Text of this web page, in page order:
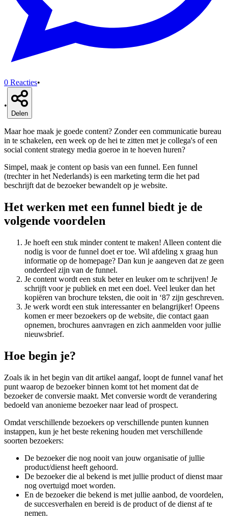
0 Reacties•
•
Delen
Maar hoe maak je goede content? Zonder een communicatie bureau
in te schakelen, een week op de hei te zitten met je collega's of een
social content strategy media goeroe in te hoeven huren?
Simpel, maak je content op basis van een funnel. Een funnel
(trechter in het Nederlands) is een marketing term die het pad
beschrijft dat de bezoeker bewandelt op je website.
Het werken met een funnel biedt je de
volgende voordelen
Je hoeft een stuk minder content te maken! Alleen content die
nodig is voor de funnel doet er toe. Wil afdeling x graag hun
informatie op de homepage? Dan kun je aangeven dat ze geen
onderdeel zijn van de funnel.
Je content wordt een stuk beter en leuker om te schrijven! Je
schrijft voor je publiek en met een doel. Veel leuker dan het
kopiëren van brochure teksten, die ooit in ‘87 zijn geschreven.
Je werk wordt een stuk interessanter en belangrijker! Opeens
komen er meer bezoekers op de website, die contact gaan
opnemen, brochures aanvragen en zich aanmelden voor jullie
nieuwsbrief.
Hoe begin je?
Zoals ik in het begin van dit artikel aangaf, loopt de funnel vanaf het
punt waarop de bezoeker binnen komt tot het moment dat de
bezoeker de conversie maakt. Met conversie wordt de verandering
bedoeld van anonieme bezoeker naar lead of prospect.
Omdat verschillende bezoekers op verschillende punten kunnen
instappen, kun je het beste rekening houden met verschillende
soorten bezoekers:
De bezoeker die nog nooit van jouw organisatie of jullie
product/dienst heeft gehoord.
De bezoeker die al bekend is met jullie product of dienst maar
nog overtuigd moet worden.
En de bezoeker die bekend is met jullie aanbod, de voordelen,
de succesverhalen en bereid is de product of de dienst af te
nemen.